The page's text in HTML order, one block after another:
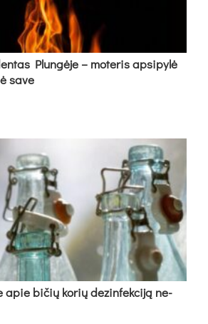
Plun­gė­je – mo­te­ris ap­si­py­lė
sa­ve
apie bi­čių ko­rių de­zin­fek­ci­ją ne­